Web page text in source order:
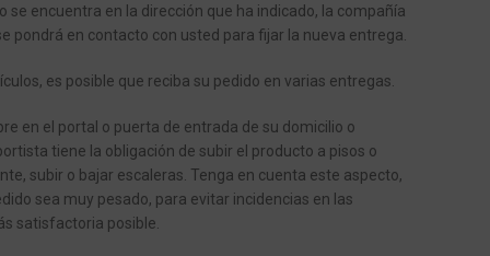
se encuentra en la dirección que ha indicado, la compañía
pondrá en contacto con usted para fijar la nueva entrega.
es posible que reciba su pedido en varias entregas.
en el portal o puerta de entrada de su domicilio o
tiene la obligación de subir el producto a pisos o
subir o bajar escaleras. Tenga en cuenta este aspecto,
sea muy pesado, para evitar incidencias en las
satisfactoria posible.